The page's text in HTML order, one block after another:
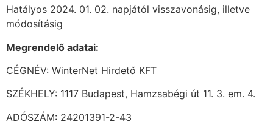
Hatályos 2024. 01. 02. napjától visszavonásig, illetve
módosításig
Megrendelő adatai:
CÉGNÉV: WinterNet Hirdető KFT
SZÉKHELY: 1117 Budapest, Hamzsabégi út 11. 3. em. 4.
ADÓSZÁM: 24201391-2-43